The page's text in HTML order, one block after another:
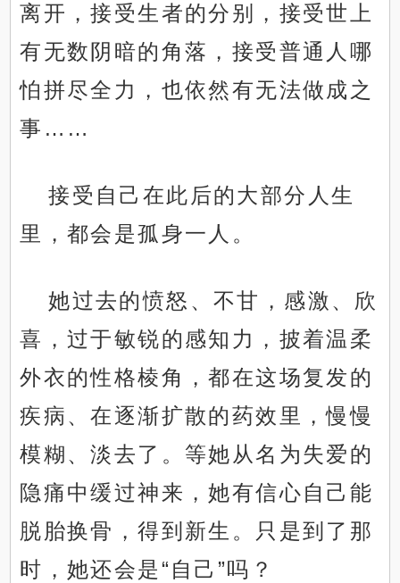
离开，接受生者的分别，接受世上
有无数阴暗的角落，接受普通人哪
怕拼尽全力，也依然有无法做成之
事……
接受自己在此后的大部分人生
里，都会是孤身一人。
她过去的愤怒、不甘，感激、欣
喜，过于敏锐的感知力，披着温柔
外衣的性格棱角，都在这场复发的
疾病、在逐渐扩散的药效里，慢慢
模糊、淡去了。等她从名为失爱的
隐痛中缓过神来，她有信心自己能
脱胎换骨，得到新生。只是到了那
时，她还会是“自己”吗？